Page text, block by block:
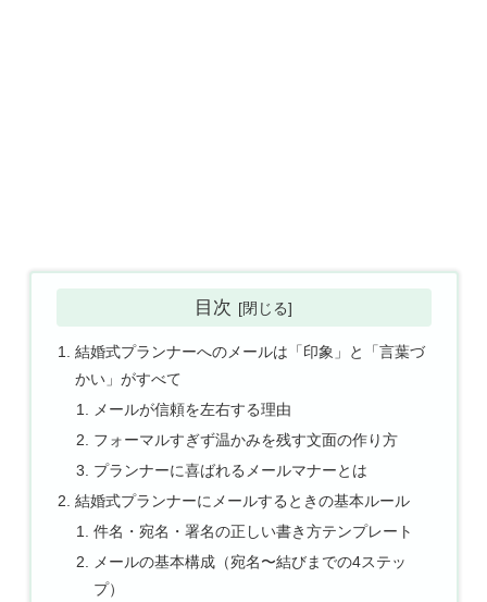
目次
結婚式プランナーへのメールは「印象」と「言葉づ
かい」がすべて
メールが信頼を左右する理由
フォーマルすぎず温かみを残す文面の作り方
プランナーに喜ばれるメールマナーとは
結婚式プランナーにメールするときの基本ルール
件名・宛名・署名の正しい書き方テンプレート
メールの基本構成（宛名〜結びまでの4ステッ
プ）